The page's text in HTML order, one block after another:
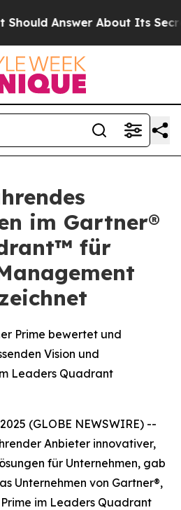
Answer About Its
im Gartner®
für
Prime bewertet und
Vision und
Leaders Quadrant
(GLOBE NEWSWIRE) --
Anbieter innovativer,
für Unternehmen, gab
Unternehmen von Gartner®,
Prime im Leaders Quadrant